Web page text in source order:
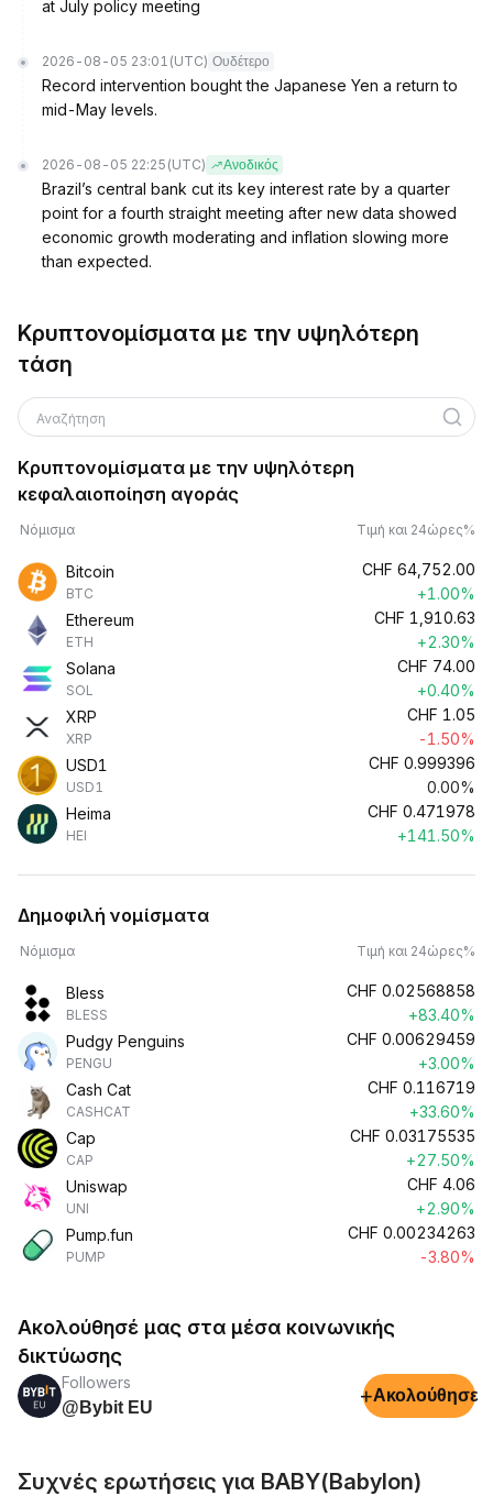
at July policy meeting
2026-08-05 23:01 (UTC) Ουδέτερο
Record intervention bought the Japanese Yen a return to
mid-May levels.
2026-08-05 22:25 (UTC) Ανοδικός
Brazil’s central bank cut its key interest rate by a quarter
point for a fourth straight meeting after new data showed
economic growth moderating and inflation slowing more
than expected.
Κρυπτονομίσματα με την υψηλότερη
τάση
Αναζήτηση
Κρυπτονομίσματα με την υψηλότερη
κεφαλαιοποίηση αγοράς
Νόμισμα Τιμή και 24ώρες%
Bitcoin
BTC
CHF 64,752.00
+1.00%
Ethereum
ETH
CHF 1,910.63
+2.30%
Solana
SOL
CHF 74.00
+0.40%
XRP
XRP
CHF 1.05
-1.50%
USD1
USD1
CHF 0.999396
0.00%
Heima
HEI
CHF 0.471978
+141.50%
Δημοφιλή νομίσματα
Νόμισμα Τιμή και 24ώρες%
Bless
BLESS
CHF 0.02568858
+83.40%
Pudgy Penguins
PENGU
CHF 0.00629459
+3.00%
Cash Cat
CASHCAT
CHF 0.116719
+33.60%
Cap
CAP
CHF 0.03175535
+27.50%
Uniswap
UNI
CHF 4.06
+2.90%
Pump.fun
PUMP
CHF 0.00234263
-3.80%
Ακολούθησέ μας στα μέσα κοινωνικής
δικτύωσης
Followers
@Bybit EU
+Ακολούθησε
Συχνές ερωτήσεις για BABY(Babylon)